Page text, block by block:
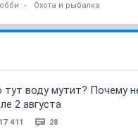
Охота и рыбалка
тут воду мутит? Почему
2 августа
17 411 28